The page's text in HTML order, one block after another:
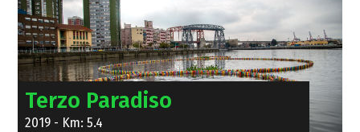
Terzo Paradiso
2019 - Km: 5.4